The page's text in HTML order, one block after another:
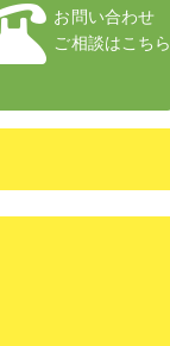
お問い合わせ
ご相談はこちら